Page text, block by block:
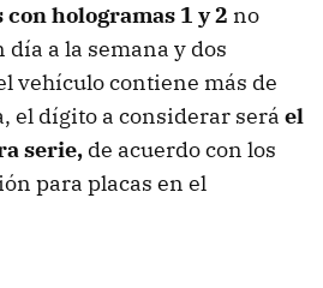
hologramas 1 y 2 no
a la semana y dos
vehículo contiene más de
el dígito a considerar será el
serie, de acuerdo con los
para placas en el